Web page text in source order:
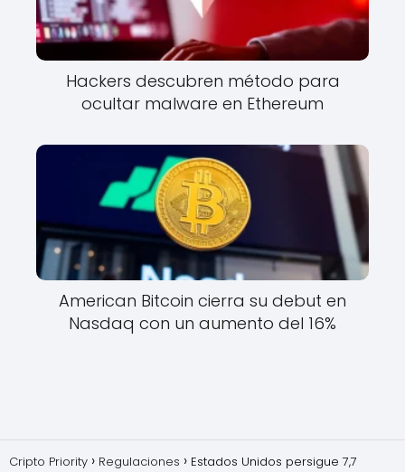
Hackers descubren método para
ocultar malware en Ethereum
American Bitcoin cierra su debut en
Nasdaq con un aumento del 16%
Cripto Priority Regulaciones
Estados Unidos persigue 7,7